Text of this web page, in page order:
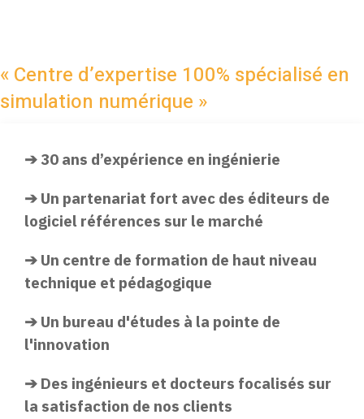
« Centre d’expertise 100% spécialisé en
simulation numérique »
➔ 30 ans d’expérience en ingénierie
➔ Un partenariat fort avec des éditeurs de
logiciel références sur le marché
➔ Un centre de formation de haut niveau
technique et pédagogique
➔ Un bureau d'études à la pointe de
l'innovation
➔ Des ingénieurs et docteurs focalisés sur
la satisfaction de nos clients